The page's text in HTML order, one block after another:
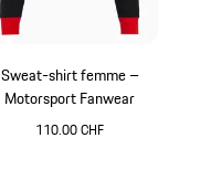
Sweat-shirt femme –
Motorsport Fanwear
110.00 CHF